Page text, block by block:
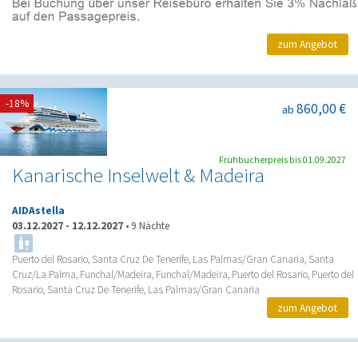
zum Angebot
Kanarische Inselwelt & Madeira
ab 860,00 €
AIDAstella
03.12.2027 - 12.12.2027 • 9 Nächte
Puerto del Rosario, Santa Cruz De Tenerife, Las Palmas/Gran Canaria, Santa
Cruz/La Palma, Funchal/Madeira, Funchal/Madeira, Puerto del Rosario, Puerto del
Rosario, Santa Cruz De Tenerife, Las Palmas/Gran Canaria
-18%
Frühbucherpreis bis 01.09.2027
zum Angebot